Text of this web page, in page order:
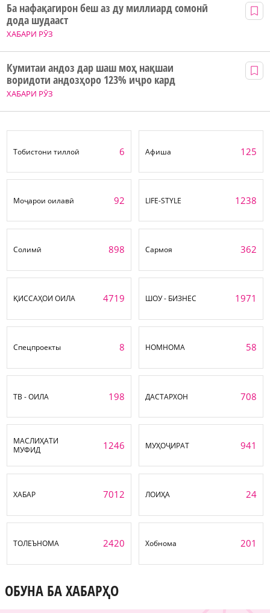
ХАБАРИ РӮЗ
Ба нафақагирон беш аз ду миллиард сомонӣ
дода шудааст
ХАБАРИ РӮЗ
Кумитаи андоз дар шаш моҳ нақшаи
воридоти андозҳоро 123% иҷро кард
Тобистони тиллоӣ 6 Афиша 125
Моҷарои оилавӣ 92 LIFE-STYLE 1238
Солимӣ 898 Сармоя 362
ҚИССАҲОИ ОИЛА 4719 ШОУ - БИЗНЕС 1971
Спецпроекты 8 НОМНОМА 58
ТВ - ОИЛА 198 ДАСТАРХОН 708
МАСЛИҲАТИ
МУФИД
1246 МУҲОҶИРАТ 941
ХАБАР 7012 ЛОИҲА 24
ТОЛЕЪНОМА 2420 Хобнома 201
ОБУНА БА ХАБАРҲО